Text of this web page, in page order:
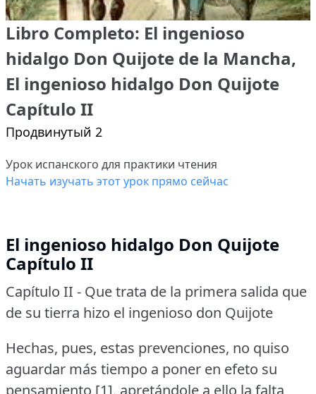
Libro Completo: El ingenioso
hidalgo Don Quijote de la Mancha,
El ingenioso hidalgo Don Quijote
Capítulo II
Продвинутый 2
Урок испанского для практики чтения
Начать изучать этот урок прямо сейчас
El ingenioso hidalgo Don Quijote
Capítulo II
Capítulo II - Que trata de la primera salida que
de su tierra hizo el ingenioso don Quijote
Hechas, pues, estas prevenciones, no quiso
aguardar más tiempo a poner en efeto su